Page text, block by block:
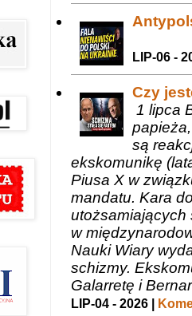
LIP-06 -
Czy
1 lipca
są
ekskomunikę
Piusa X w
mandatu. Kara
utożsamiających
w
Nauki Wiary
schizmy.
Galarretę i
LIP-04 - 2026 |